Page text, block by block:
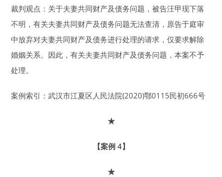
裁判观点：关于夫妻共同财产及债务问题，被告汪甲现下落
不明，有关夫妻共同财产及债务问题无法查清，原告于庭审
中放弃对夫妻共同财产及债务进行处理的请求，仅要求解除
婚姻关系。因此，有关夫妻共同财产及债务问题，本案不予
处理。
案例索引：武汉市江夏区人民法院(2020)鄂0115民初666号
★
【案例 4】
★